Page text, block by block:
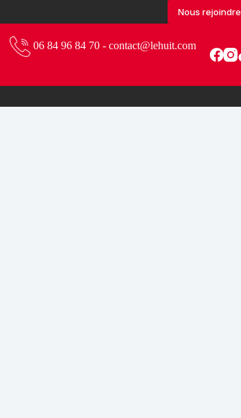
Nous rejoindre
06 84 96 84 70 - contact@lehuit.com